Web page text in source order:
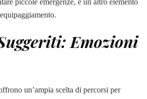
piccole emergenze, è un altro elemento
Emozioni
un’ampia scelta di percorsi per